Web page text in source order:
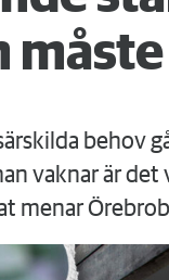
behov
vaknar är
menar